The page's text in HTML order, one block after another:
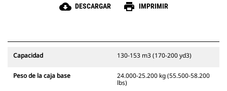
cloud_download DESCARGAR print IMPRIMIR
Capacidad 130-153 m3 (170-200 yd3)
Peso de la caja base
24.000-25.200 kg (55.500-58.200
lbs)